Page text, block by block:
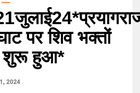
पर शिव भक्तों
शुरू हुआ*
2024